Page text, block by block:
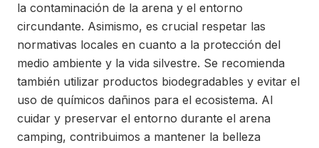
la contaminación de la arena y el entorno
circundante. Asimismo, es crucial respetar las
normativas locales en cuanto a la protección del
medio ambiente y la vida silvestre. Se recomienda
también utilizar productos biodegradables y evitar el
uso de químicos dañinos para el ecosistema. Al
cuidar y preservar el entorno durante el arena
camping, contribuimos a mantener la belleza